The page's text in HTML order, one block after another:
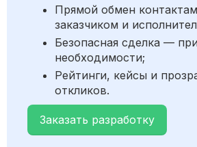
Прямой обмен
заказчиком и
Безопасная сделка — при
необходимости;
Рейтинги, кейсы и
откликов.
Заказать разработку